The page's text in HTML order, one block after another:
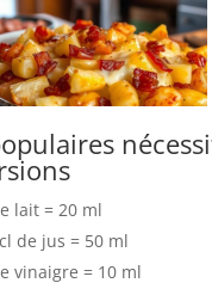
lait = 20 ml
de jus = 50 ml
vinaigre = 10 ml